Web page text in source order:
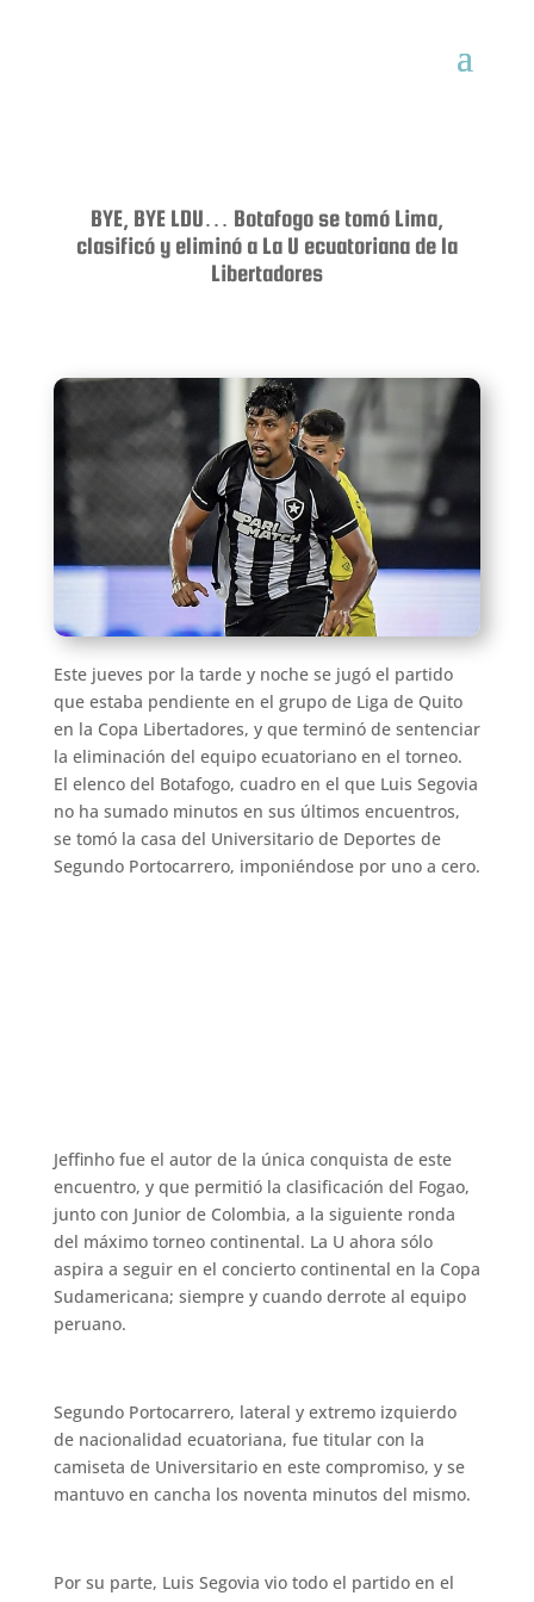
BYE, BYE LDU… Botafogo se tomó Lima,
clasificó y eliminó a La U ecuatoriana de la
Libertadores
Este jueves por la tarde y noche se jugó el partido
que estaba pendiente en el grupo de Liga de Quito
en la Copa Libertadores, y que terminó de sentenciar
la eliminación del equipo ecuatoriano en el torneo.
El elenco del Botafogo, cuadro en el que Luis Segovia
no ha sumado minutos en sus últimos encuentros,
se tomó la casa del Universitario de Deportes de
Segundo Portocarrero, imponiéndose por uno a cero.
Jeffinho fue el autor de la única conquista de este
encuentro, y que permitió la clasificación del Fogao,
junto con Junior de Colombia, a la siguiente ronda
del máximo torneo continental. La U ahora sólo
aspira a seguir en el concierto continental en la Copa
Sudamericana; siempre y cuando derrote al equipo
peruano.
Segundo Portocarrero, lateral y extremo izquierdo
de nacionalidad ecuatoriana, fue titular con la
camiseta de Universitario en este compromiso, y se
mantuvo en cancha los noventa minutos del mismo.
Por su parte, Luis Segovia vio todo el partido en el